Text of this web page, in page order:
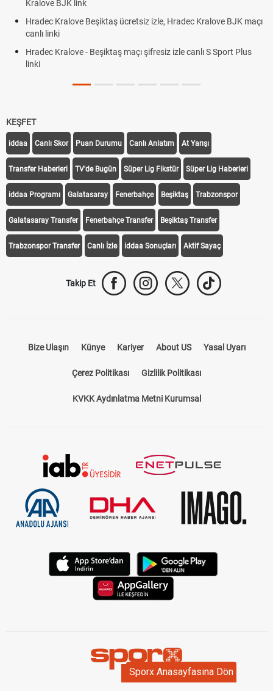
Sporx Anasayfasına Dön
Sporx Anasayfasına Dön
izle, Hradec Kralove BJK maçı
izle canlı S Sport Plus
Plonjon Nedir? Kalecilikte Plonjon
KEŞFET
iddaa Canlı Skor Puan Durumu Canlı Anlatım At Yarışı
Transfer Haberleri TV'de Bugün Süper Lig Fikstür Süper Lig Haberleri
iddaa Programı Galatasaray Fenerbahçe Beşiktaş Trabzonspor
Galatasaray Transfer Fenerbahçe Transfer Beşiktaş Transfer
Trabzonspor Transfer Canlı İzle iddaa Sonuçları Aktif Sayaç
Takip Et
Bize Ulaşın Künye Kariyer About US Yasal Uyarı
Çerez Politikası Gizlilik Politikası
KVKK Aydınlatma Metni Kurumsal